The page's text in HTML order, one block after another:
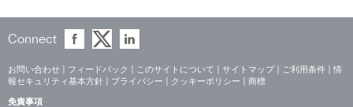
Connect
お問い合わせ フィードバック このサイトについて サイトマップ ご利用条件
情
報セキュリティ基本方針
プライバシー クッキーポリシー 商標
免責事項